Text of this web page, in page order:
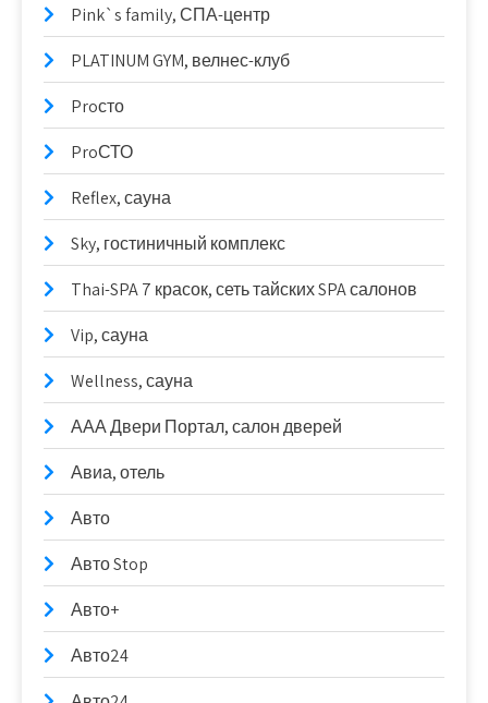
Pink`s family, СПА-центр
PLATINUM GYM, велнес-клуб
Proсто
ProСТО
Reflex, сауна
Sky, гостиничный комплекс
Thai-SPA 7 красок, сеть тайских SPA салонов
Vip, сауна
Wellness, сауна
ААА Двери Портал, салон дверей
Авиа, отель
Авто
Авто Stop
Авто+
Авто24